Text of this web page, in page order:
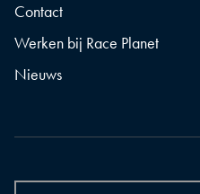
Contact
Werken bij Race Planet
Nieuws